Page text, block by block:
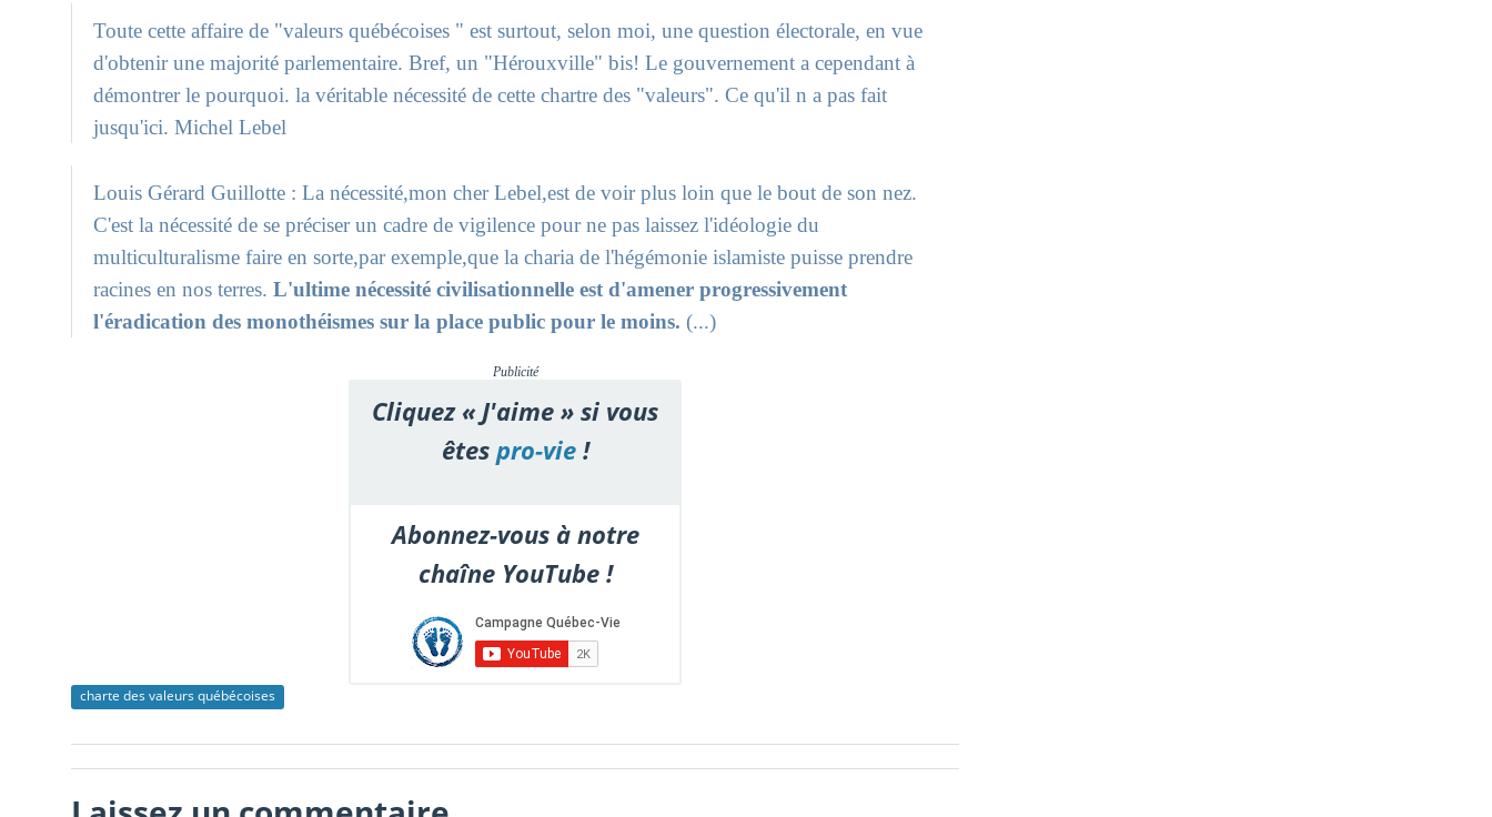
Toute cette affaire de "valeurs québécoises " est surtout, selon moi, une question électorale, en vue
d'obtenir une majorité parlementaire. Bref, un "Hérouxville" bis! Le gouvernement a cependant à
démontrer le pourquoi. la véritable nécessité de cette chartre des "valeurs". Ce qu'il n a pas fait
jusqu'ici. Michel Lebel
Louis Gérard Guillotte : La nécessité,mon cher Lebel,est de voir plus loin que le bout de son nez.
C'est la nécessité de se préciser un cadre de vigilence pour ne pas laissez l'idéologie du
multiculturalisme faire en sorte,par exemple,que la charia de l'hégémonie islamiste puisse prendre
racines en nos terres.L'ultime nécessité civilisationnelle est d'amener progressivement
l'éradication des monothéismes sur la place public pour le moins. (...)
Publicité
Cliquez « J'aime » si vous
êtespro-vie!
Abonnez-vous à notre
chaîne YouTube !
charte des valeurs québécoises